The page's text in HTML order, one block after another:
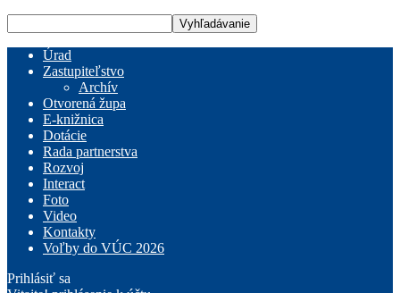
Úrad
Zastupiteľstvo
Archív
Otvorená župa
E-knižnica
Dotácie
Rada partnerstva
Rozvoj
Interact
Foto
Video
Kontakty
Voľby do VÚC 2026
Prihlásiť sa